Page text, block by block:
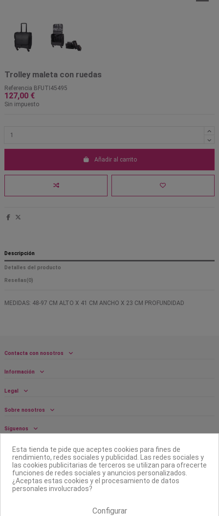
Trolley maleta con ruedas
Referencia BFUTI45495
127,00 €
Sin impuesto
Añadir al carrito
Descripción
Detalles del producto
Reseñas(0)
MEDIDAS: 48-97 CM ALTO X 41 CM ANCHO X 23 CM PROFUNDIDAD
Contacta con nosotros
Información
Legal
Sobre nosotros
Síguenos
Boletín
Esta tienda te pide que aceptes cookies para fines de
rendimiento, redes sociales y publicidad. Las redes sociales y
las cookies publicitarias de terceros se utilizan para ofrecerte
funciones de redes sociales y anuncios personalizados.
¿Aceptas estas cookies y el procesamiento de datos
personales involucrados?
Configurar